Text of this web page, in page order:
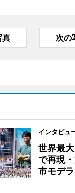
真 次の
インタビュ
世界最
で再現
市モデ